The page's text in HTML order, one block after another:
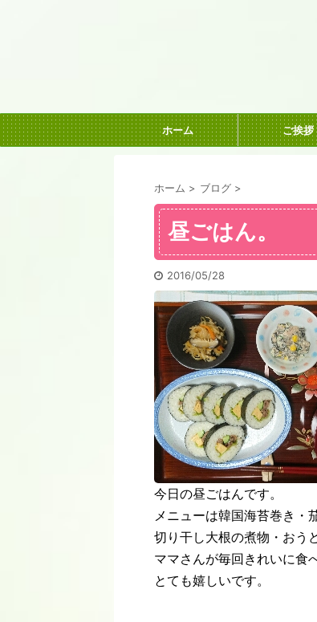
ホーム ご挨拶
ホーム > ブログ >
昼ごはん。
2016/05/28
今日の昼ごはんです。
メニューは韓国海苔巻き・
切り干し大根の煮物・おう
ママさんが毎回きれいに食
とても嬉しいです。